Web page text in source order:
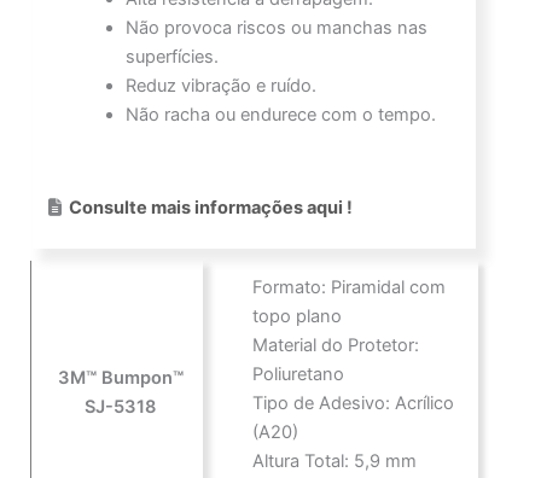
Não provoca riscos ou manchas nas
superfícies.
Reduz vibração e ruído.
Não racha ou endurece com o tempo.
Consulte mais informações aqui !
3M™ Bumpon™
SJ-5318
Formato: Piramidal com
topo plano
Material do Protetor:
Poliuretano
Tipo de Adesivo: Acrílico
(A20)
Altura Total: 5,9 mm